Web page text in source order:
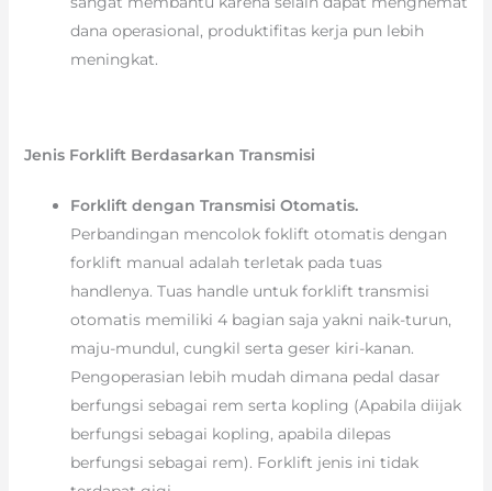
dana operasional, produktifitas kerja pun lebih
meningkat.
Jenis Forklift Berdasarkan Transmisi
Forklift dengan Transmisi Otomatis.
Perbandingan mencolok foklift otomatis dengan
forklift manual adalah terletak pada tuas
handlenya. Tuas handle untuk forklift transmisi
otomatis memiliki 4 bagian saja yakni naik-turun,
maju-mundul, cungkil serta geser kiri-kanan.
Pengoperasian lebih mudah dimana pedal dasar
berfungsi sebagai rem serta kopling (Apabila diijak
berfungsi sebagai kopling, apabila dilepas
berfungsi sebagai rem). Forklift jenis ini tidak